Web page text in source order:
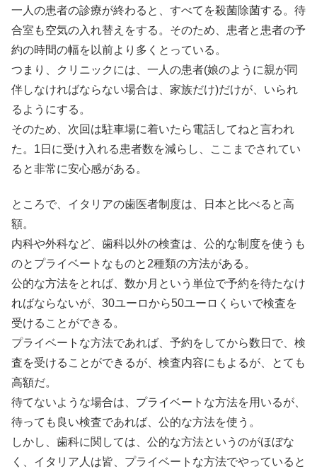
一人の患者の診療が終わると、すべてを殺菌除菌する。待
合室も空気の入れ替えをする。そのため、患者と患者の予
約の時間の幅を以前より多くとっている。
つまり、クリニックには、一人の患者(娘のように親が同
伴しなければならない場合は、家族だけ)だけが、いられ
るようにする。
そのため、次回は駐車場に着いたら電話してねと言われ
た。1日に受け入れる患者数を減らし、ここまでされてい
ると非常に安心感がある。
ところで、イタリアの歯医者制度は、日本と比べると高
額。
内科や外科など、歯科以外の検査は、公的な制度を使うも
のとプライベートなものと2種類の方法がある。
公的な方法をとれば、数か月という単位で予約を待たなけ
ればならないが、30ユーロから50ユーロくらいで検査を
受けることができる。
プライベートな方法であれば、予約をしてから数日で、検
査を受けることができるが、検査内容にもよるが、とても
高額だ。
待てないような場合は、プライベートな方法を用いるが、
待っても良い検査であれば、公的な方法を使う。
しかし、歯科に関しては、公的な方法というのがほぼな
く、イタリア人は皆、プライベートな方法でやっていると